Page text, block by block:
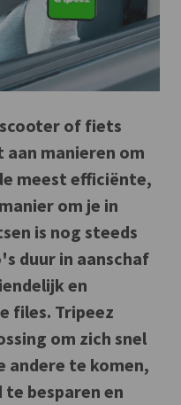
of fiets
aan manieren om
meest efficiënte,
om je in
is nog steeds
duur in aanschaf
en
files. Tripeez
om zich snel
andere te komen,
besparen en